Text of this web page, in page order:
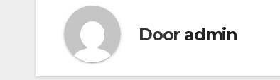
Door admin